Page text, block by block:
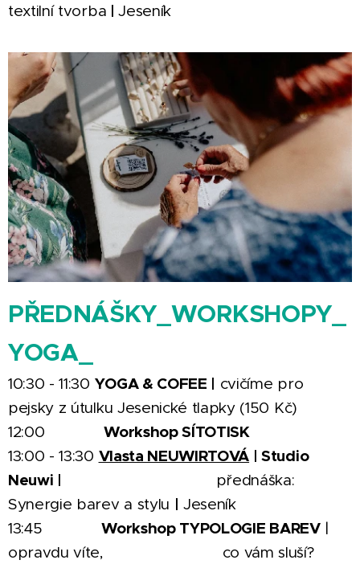
textilní tvorba |Jeseník
PŘEDNÁŠKY_WORKSHOPY_
YOGA_
10:30 - 11:30 YOGA & COFEE | cvičíme pro
pejsky z útulku Jesenické tlapky (150 Kč)
12:00Workshop SÍTOTISK
13:00 - 13:30 Vlasta NEUWIRTOVÁ | Studio
Neuwi |
přednáška:
Synergie barev a stylu | Jeseník
13:45Workshop TYPOLOGIE BAREV|
opravdu víte, co vám sluší?